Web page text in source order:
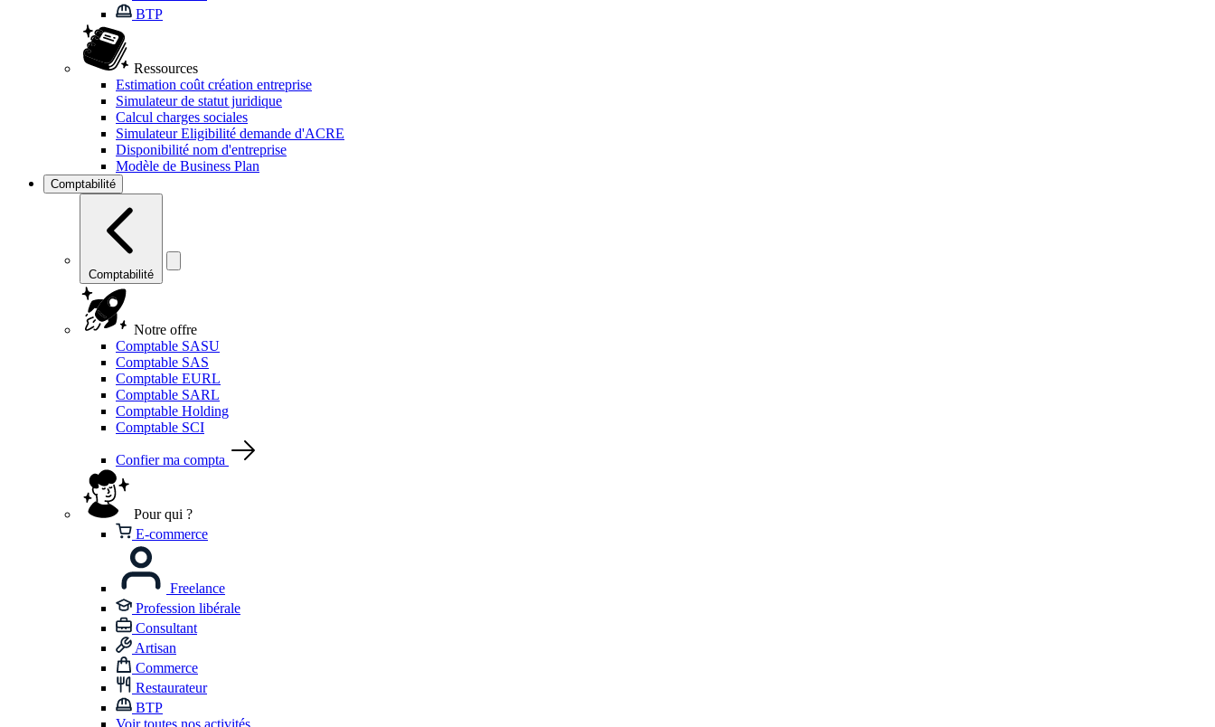
BTP
Ressources
Estimation coût création entreprise
Simulateur de statut juridique
Calcul charges sociales
Simulateur Eligibilité demande d'ACRE
Disponibilité nom d'entreprise
Modèle de Business Plan
Comptabilité
Comptabilité
Notre offre
Comptable SASU
Comptable SAS
Comptable EURL
Comptable SARL
Comptable Holding
Comptable SCI
Confier ma compta
Pour qui ?
E-commerce
Freelance
Profession libérale
Consultant
Artisan
Commerce
Restaurateur
BTP